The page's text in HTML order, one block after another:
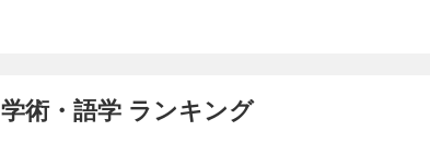
学術・語学 ランキング